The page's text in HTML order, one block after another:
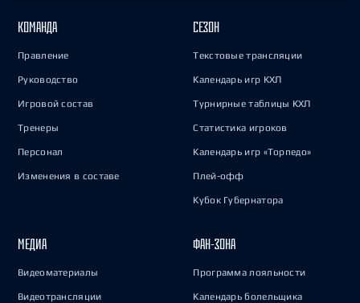
КОМАНДА
Правление
Руководство
Игровой состав
Тренеры
Персонал
Изменения в составе
СЕЗОН
Текстовые трансляции
Календарь игр КХЛ
Турнирные таблицы КХЛ
Статистика игроков
Календарь игр «Торпедо»
Плей-офф
Кубок Губернатора
МЕДИА
Видеоматериалы
Видеотрансляции
ФАН-ЗОНА
Программа лояльности
Календарь болельщика